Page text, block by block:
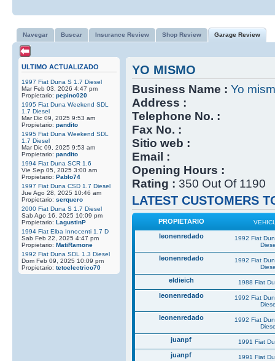
Navegar Buscar Insurance Review Shop Review Garage Review
ULTIMO ACTUALIZADO
1997 Fiat Duna S 1.7 Diesel
Mar Feb 03, 2026 4:47 pm
Propietario: pepino020
1995 Fiat Duna Weekend SDL
1.7 Diesel
Mar Dic 09, 2025 9:53 am
Propietario: pandito
1995 Fiat Duna Weekend SDL
1.7 Diesel
Mar Dic 09, 2025 9:53 am
Propietario: pandito
1994 Fiat Duna SCR 1.6
Vie Sep 05, 2025 3:00 am
Propietario: Pablo74
1997 Fiat Duna CSD 1.7 Diesel
Jue Ago 28, 2025 10:46 am
Propietario: serquero
2000 Fiat Duna S 1.7 Diesel
Sab Ago 16, 2025 10:09 pm
Propietario: LagustinP
1994 Fiat Elba Innocenti 1.7 D
Sab Feb 22, 2025 4:47 pm
Propietario: MatiRamone
1992 Fiat Duna SDL 1.3 Diesel
Dom Feb 09, 2025 10:09 pm
Propietario: tetoelectrico70
YO MISMO
Business Name : Yo
Address :
Telephone No. :
Fax No. :
Sitio web :
Email :
Opening Hours :
Rating : 350 Out Of 1190
LATEST CUSTOMERS
PROPIETARIO
leonenredado
1992 Fiat
leonenredado
1992 Fiat
eldieich 1988 Fiat
leonenredado
1992 Fiat
leonenredado
1992 Fiat
juanpf 1991 Fiat
juanpf 1991 Fiat